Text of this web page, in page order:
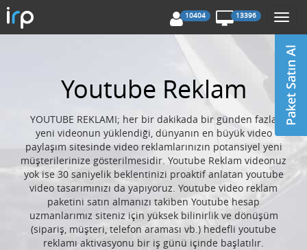
10404 13396
Youtube Reklam
YOUTUBE REKLAMI; her bir dakikada bir günden fazla
yeni videonun yüklendiği, dünyanın en büyük video
paylaşım sitesinde video reklamlarınızın potansiyel yeni
müşterilerinize gösterilmesidir. Youtube Reklam videonuz
yok ise 30 saniyelik beklentinizi proaktif anlatan youtube
video tasarımınızı da yapıyoruz. Youtube video reklam
paketini satın almanızı takiben Youtube hesap
uzmanlarımız siteniz için yüksek bilinirlik ve dönüşüm
(sipariş, müşteri, telefon araması vb.) hedefli youtube
reklamı aktivasyonu bir iş günü içinde başlatılır.